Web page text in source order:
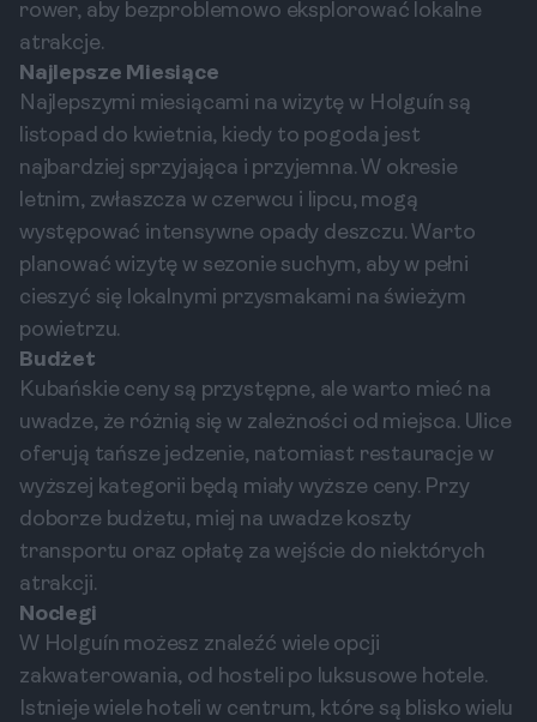
rower, aby bezproblemowo eksplorować lokalne
atrakcje.
Najlepsze Miesiące
Najlepszymi miesiącami na wizytę w Holguín są
listopad do kwietnia, kiedy to pogoda jest
najbardziej sprzyjająca i przyjemna. W okresie
letnim, zwłaszcza w czerwcu i lipcu, mogą
występować intensywne opady deszczu. Warto
planować wizytę w sezonie suchym, aby w pełni
cieszyć się lokalnymi przysmakami na świeżym
powietrzu.
Budżet
Kubańskie ceny są przystępne, ale warto mieć na
uwadze, że różnią się w zależności od miejsca. Ulice
oferują tańsze jedzenie, natomiast restauracje w
wyższej kategorii będą miały wyższe ceny. Przy
doborze budżetu, miej na uwadze koszty
transportu oraz opłatę za wejście do niektórych
atrakcji.
Noclegi
W Holguín możesz znaleźć wiele opcji
zakwaterowania, od hosteli po luksusowe hotele.
Istnieje wiele hoteli w centrum, które są blisko wielu